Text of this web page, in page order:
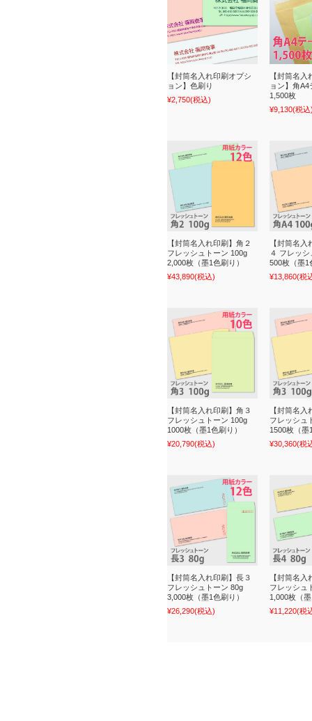
【封筒名入れ印刷オプシ
ョン】色刷り
¥2,750(税込)
【封筒名入
ョン】角A4
1,500枚
¥9,130(税込
【封筒名入れ印刷】角２
フレッシュトーン 100g
2,000枚（墨1色刷り）
¥43,890(税込)
【封筒名入
４ フレッ
500枚（墨1
¥13,860(税
【封筒名入れ印刷】角３
フレッシュトーン 100g
1000枚（墨1色刷り）
¥20,790(税込)
【封筒名入
フレッシュ
1500枚（墨
¥30,360(税
【封筒名入れ印刷】長３
フレッシュトーン 80g
3,000枚（墨1色刷り）
¥26,290(税込)
【封筒名入
フレッシュ
1,000枚（
¥11,220(税